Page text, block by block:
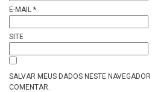
E-MAIL *
SITE
SALVAR MEUS DADOS NESTE
COMENTAR.